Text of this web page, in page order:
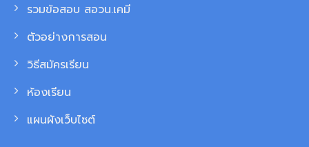
รวมข้อสอบ สอวน.เคมี
ตัวอย่างการสอน
วิธีสมัครเรียน
ห้องเรียน
แผนผังเว็บไซต์